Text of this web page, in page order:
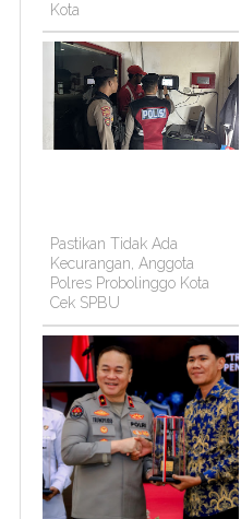
Kota
Pastikan Tidak Ada
Kecurangan, Anggota
Polres Probolinggo Kota
Cek SPBU